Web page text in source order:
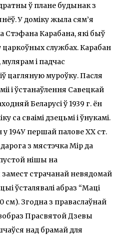
ў плане будынак з
У доміку жыла сям’я
Стэфана Карабана, які быў
царкоўных службах. Карабан
і падчас
цагляную муроўку. Пасля
і ўстанаўлення Савецкай
Беларусі ў 1939 г. ён
са сваімі дзецьмі і ўнукамі.
194У першай палове XX ст.
з мястэчка Мір да
нішы на
замест страчанай невядомай
ўсталявалі абраз “Маці
см). Згодна з праваслаўнай
Прасвятой Дзевы
над брамай для